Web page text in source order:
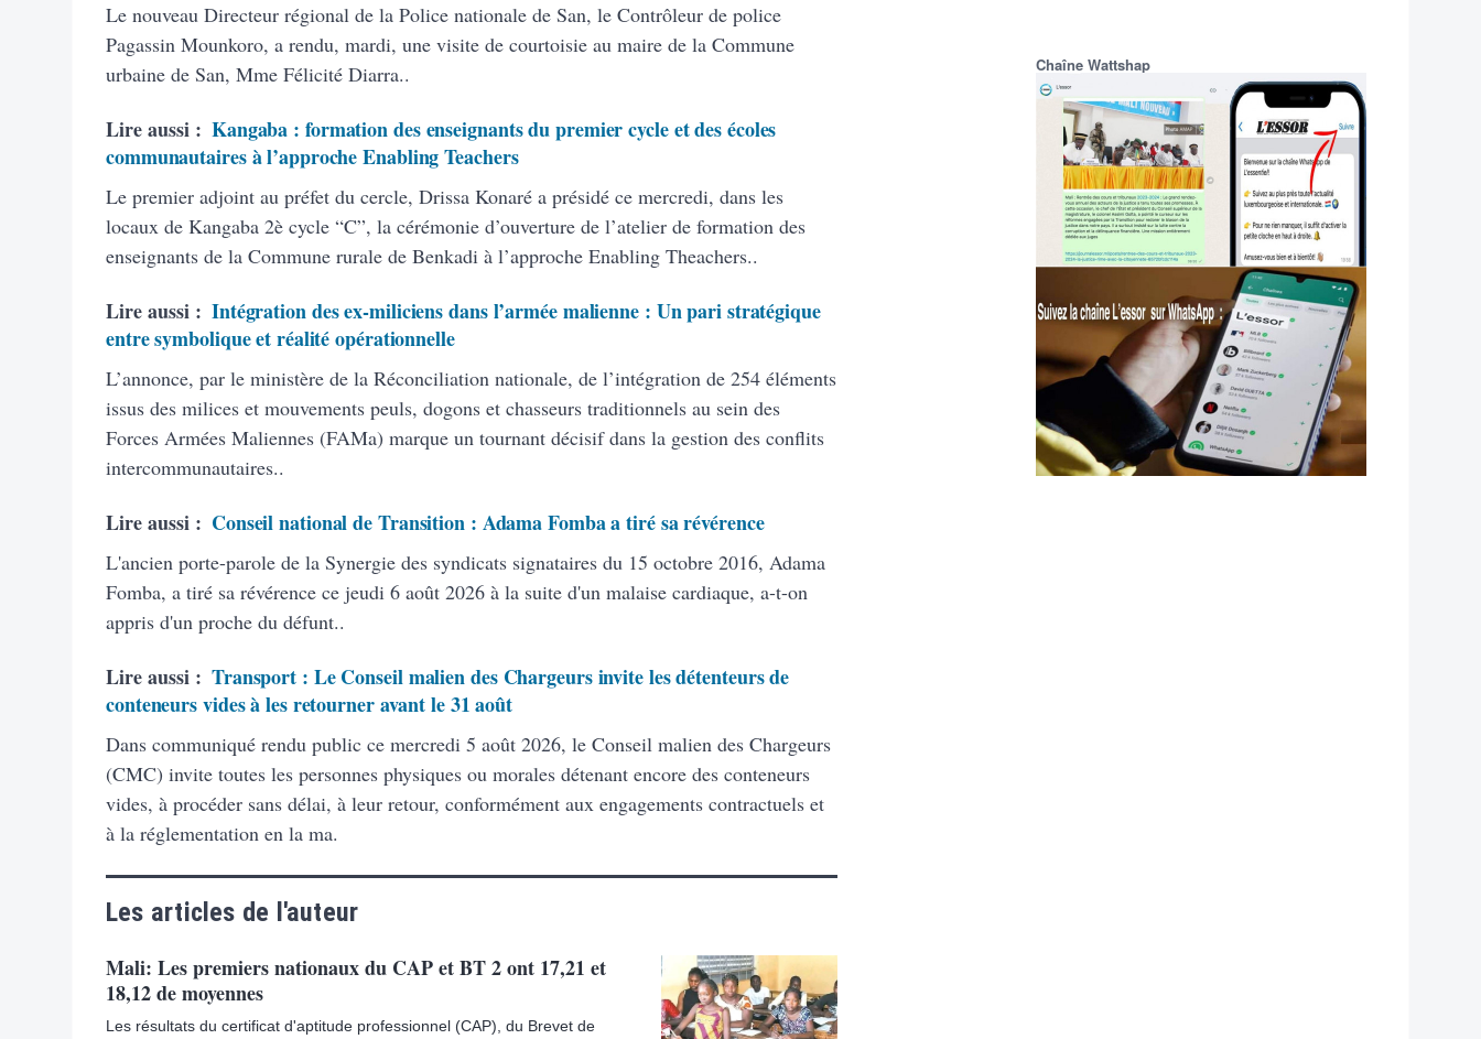
Le nouveau Directeur régional de la Police nationale de San, le Contrôleur de police
Pagassin Mounkoro, a rendu, mardi, une visite de courtoisie au maire de la Commune
urbaine de San, Mme Félicité Diarra..
Lire aussi : Kangaba : formation des enseignants du premier cycle et des écoles
communautaires à l’approche Enabling Teachers
Le premier adjoint au préfet du cercle, Drissa Konaré a présidé ce mercredi, dans les
locaux de Kangaba 2è cycle “C”, la cérémonie d’ouverture de l’atelier de formation des
enseignants de la Commune rurale de Benkadi à l’approche Enabling Theachers..
Lire aussi : Intégration des ex-miliciens dans l’armée malienne : Un pari stratégique
entre symbolique et réalité opérationnelle
L’annonce, par le ministère de la Réconciliation nationale, de l’intégration de 254 éléments
issus des milices et mouvements peuls, dogons et chasseurs traditionnels au sein des
Forces Armées Maliennes (FAMa) marque un tournant décisif dans la gestion des conflits
intercommunautaires..
Lire aussi : Conseil national de Transition : Adama Fomba a tiré sa révérence
L'ancien porte-parole de la Synergie des syndicats signataires du 15 octobre 2016, Adama
Fomba, a tiré sa révérence ce jeudi 6 août 2026 à la suite d'un malaise cardiaque, a-t-on
appris d'un proche du défunt..
Lire aussi : Transport : Le Conseil malien des Chargeurs invite les détenteurs de
conteneurs vides à les retourner avant le 31 août
Dans communiqué rendu public ce mercredi 5 août 2026, le Conseil malien des Chargeurs
(CMC) invite toutes les personnes physiques ou morales détenant encore des conteneurs
vides, à procéder sans délai, à leur retour, conformément aux engagements contractuels et
à la réglementation en la ma.
Les articles de l'auteur
Mali: Les premiers nationaux du CAP et BT 2 ont 17,21 et
18,12 de moyennes
Les résultats du certificat d'aptitude professionnel (CAP), du Brevet de
Chaîne Wattshap